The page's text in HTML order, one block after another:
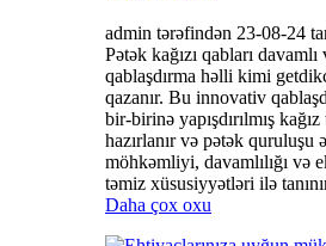
admin tərəfindən 23-08-24
Pətək kağızı qabları
qablaşdırma həlli kimi
qazanır. Bu innovativ
bir-birinə yapışdırılmış
hazırlanır və pətək quruluşu
möhkəmliyi, davamlılığı və
təmiz xüsusiyyətləri ilə
Daha çox oxu